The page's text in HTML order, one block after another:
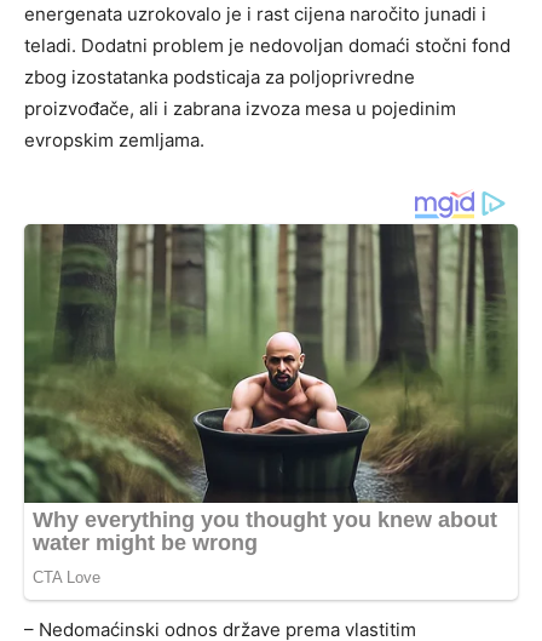
energenata uzrokovalo je i rast cijena naročito junadi i
teladi. Dodatni problem je nedovoljan domaći stočni fond
zbog izostatanka podsticaja za poljoprivredne
proizvođače, ali i zabrana izvoza mesa u pojedinim
evropskim zemljama.
– Nedomaćinski odnos države prema vlastitim